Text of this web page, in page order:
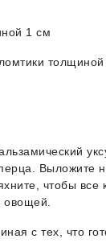
1 см
Выложите
чтобы
овощей.
с тех, что